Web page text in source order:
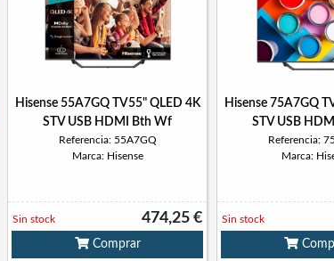
Hisense 55A7GQ TV55" QLED 4K
STV USB HDMI Bth Wf
Referencia: 55A7GQ
Marca: Hisense
474,25 €
Sin stock
Comprar
Hisense 75A7GQ
STV USB
Referencia:
Marca:
Sin stock